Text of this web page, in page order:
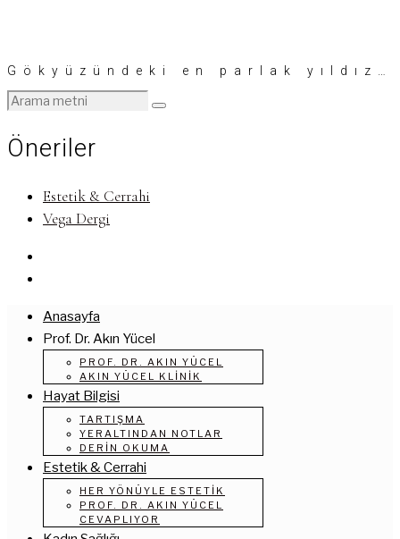
Gökyüzündeki en parlak yıldız…
Öneriler
Estetik & Cerrahi
Vega Dergi
Anasayfa
Prof. Dr. Akın Yücel
PROF. DR. AKIN YÜCEL
AKIN YÜCEL KLINIK
Hayat Bilgisi
TARTIŞMA
YERALTINDAN NOTLAR
DERIN OKUMA
Estetik & Cerrahi
HER YÖNÜYLE ESTETIK
PROF. DR. AKIN YÜCEL
CEVAPLIYOR